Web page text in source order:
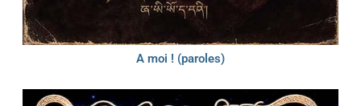
A moi ! (paroles)